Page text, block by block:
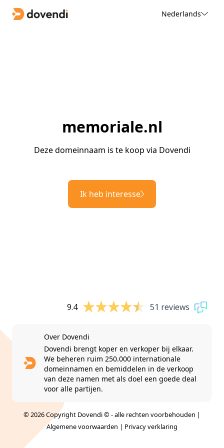
Nederlands
memoriale.nl
Deze domeinnaam is te koop via Dovendi
Ik heb interesse
9.4 51 reviews
Over Dovendi
Dovendi brengt koper en verkoper bij elkaar.
We beheren ruim 250.000 internationale
domeinnamen en bemiddelen in de verkoop
van deze namen met als doel een goede deal
voor alle partijen.
© 2026 Copyright Dovendi © - alle rechten voorbehouden |
Algemene voorwaarden | Privacy verklaring